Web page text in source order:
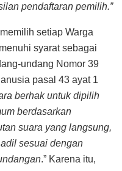
pendaftaran pemilih.”
setiap Warga
syarat sebagai
undang Nomor 39
pasal 43 ayat 1
berhak untuk dipilih
berdasarkan
suara yang langsung,
sesuai dengan
.” Karena itu,